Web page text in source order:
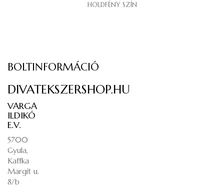
HOLDFÉNY SZÍN
BOLTINFORMÁCIÓ
DIVATEKSZERSHOP.HU
VARGA
ILDIKÓ
E.V.
5700
Gyula,
Kaffka
Margit u.
8/b